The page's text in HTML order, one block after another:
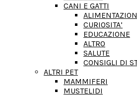
CANI E GATTI
CURIOSITA’
EDUCAZIONE
ALTRO
SALUTE
CONSIGLI DI
ALTRI PET
MAMMIFERI
MUSTELIDI